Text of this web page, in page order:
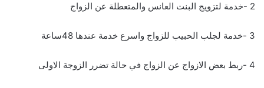
2 -خدمة لتزويج البنت العانس والمتعطلة عن الزواج
3 -خدمة لجلب الحبيب للزواج واسرع خدمة عندها 48ساعة
4 -ربط بعض الازواج عن الزواج في حالة تضرر الزوجة الاولى